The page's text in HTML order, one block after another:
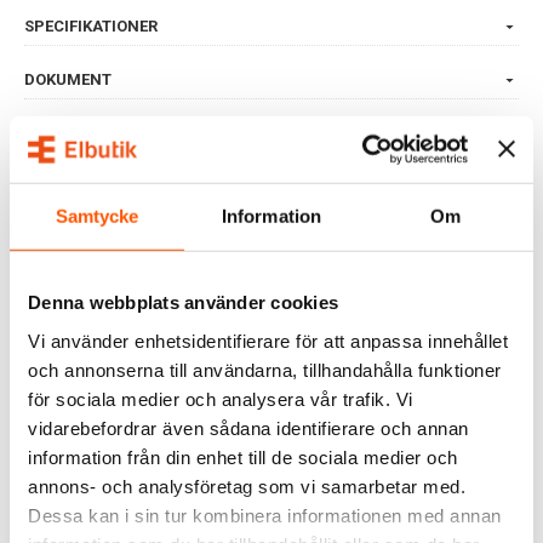
Samtycke Information Om
Denna webbplats använder cookies
Vi använder enhetsidentifierare för att anpassa innehållet
och annonserna till användarna, tillhandahålla funktioner
för sociala medier och analysera vår trafik. Vi
vidarebefordrar även sådana identifierare och annan
information från din enhet till de sociala medier och
annons- och analysföretag som vi samarbetar med.
Dessa kan i sin tur kombinera informationen med annan
SPECIFIKATIONER
DOKUMENT
OMDÖMEN
FRÅGOR & SVAR
ALTERNATIVA PRODUKTER